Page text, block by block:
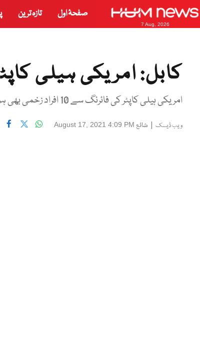
7 Aug, 2026
صفحۂ اول تازہ ترین
کابل: امریکی ہیلی کاپٹر کی
امریکی ہیلی کاپٹر کی فائرنگ سے 10 افراد زخمی بھی ہوئے۔
ویب ڈیسک | شائع August 17, 2021 4:09 PM